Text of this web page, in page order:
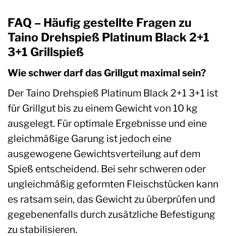
FAQ – Häufig gestellte Fragen zu
Taino Drehspieß Platinum Black 2+1
3+1 Grillspieß
Wie schwer darf das Grillgut maximal sein?
Der Taino Drehspieß Platinum Black 2+1 3+1 ist
für Grillgut bis zu einem Gewicht von 10 kg
ausgelegt. Für optimale Ergebnisse und eine
gleichmäßige Garung ist jedoch eine
ausgewogene Gewichtsverteilung auf dem
Spieß entscheidend. Bei sehr schweren oder
ungleichmäßig geformten Fleischstücken kann
es ratsam sein, das Gewicht zu überprüfen und
gegebenenfalls durch zusätzliche Befestigung
zu stabilisieren.